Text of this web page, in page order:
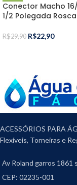
Conector Macho
1/2 Polegada
R$29,90 R$22,90
ACESSÓRIOS PARA
Flexíveis, Torneiras e
Av Roland garros 1861
CEP: 02235-001